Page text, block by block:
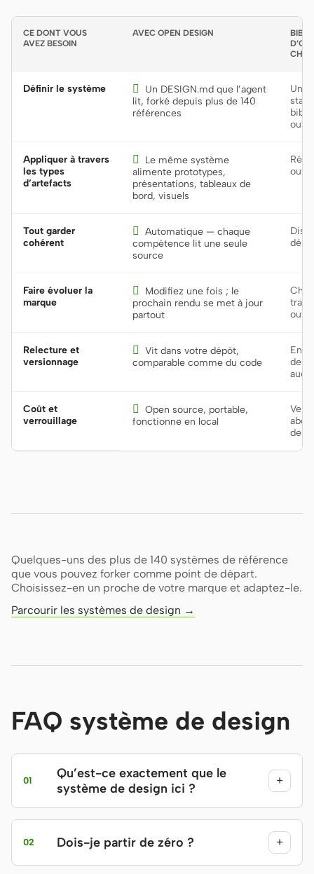
CE DONT VOUS
AVEZ BESOIN
AVEC OPEN DESIGN
Définir le système 
Un DESIGN.md que l’agent
lit, forké depuis plus de 140
références
Une
outil
Appliquer à travers
les types
d’artefacts

Le même système
alimente prototypes,
présentations, tableaux de
bord, visuels
outil
Tout garder
cohérent

Automatique — chaque
compétence lit une seule
source
Faire évoluer la
marque

Modifiez une fois ; le
prochain rendu se met à jour
partout
outils
Relecture et
versionnage

Vit dans votre dépôt,
comparable comme du code
de
Coût et
verrouillage

Open source, portable,
fonctionne en local
Quelques-uns des plus de 140 systèmes de référence
que vous pouvez forker comme point de départ.
Choisissez-en un proche de votre marque et adaptez-le.
Parcourir les systèmes de design →
FAQ système de design
01
Qu’est-ce exactement que le
système de design ici ?
+
02 Dois-je partir de zéro ? +